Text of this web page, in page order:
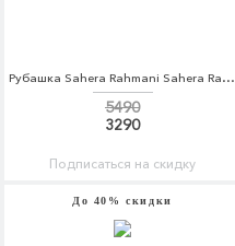
Рубашка Sahera Rahmani Sahera Rahmani MP002XM0W5II
5490
3290
Подписаться на скидку
До 40% скидки